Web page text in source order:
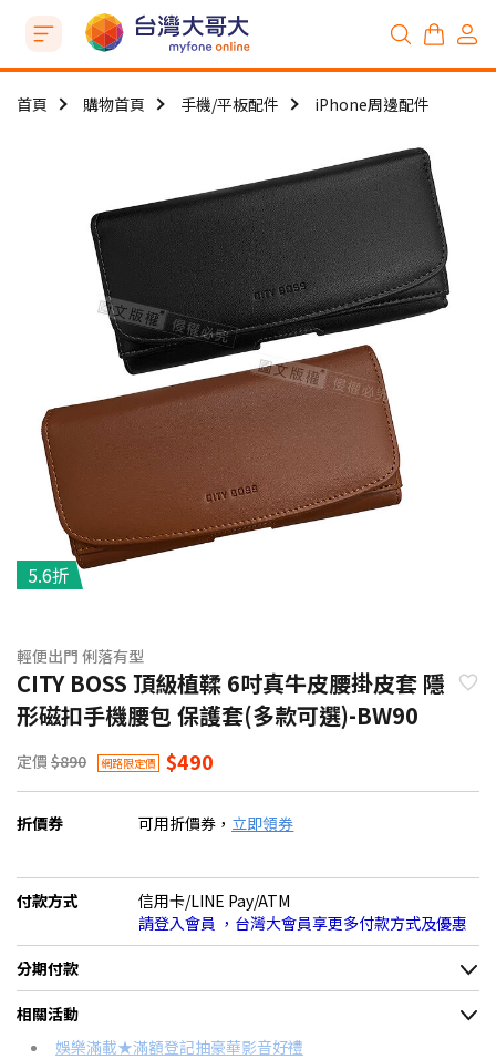
首頁 購物首頁 手機/平板配件 iPhone周邊配件
5.6折
輕便出門 俐落有型
CITY BOSS 頂級植鞣 6吋真牛皮腰掛皮套 隱
形磁扣手機腰包 保護套(多款可選)-BW90
定價 $890 網路限定價 $490
折價券 可用折價券， 立即領券
付款方式
信用卡/LINE Pay/ATM
請登入會員 ，台灣大會員享更多付款方式及優惠
分期付款
＊實際可分期數、適用利率，請以購物車顯示為主
信用卡分期
相關活動
娛樂滿載★滿額登記抽豪華影音好禮